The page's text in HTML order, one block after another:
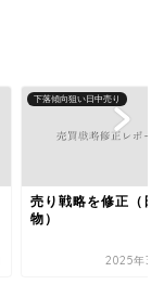
下落傾向狙い日中売り
売り戦略を修正（日
物）
2025年3